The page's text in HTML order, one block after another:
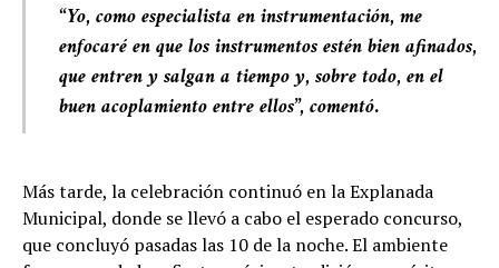
“Yo, como especialista en instrumentación, me
enfocaré en que los instrumentos estén bien afinados,
que entren y salgan a tiempo y, sobre todo, en el
buen acoplamiento entre ellos”, comentó.
Más tarde, la celebración continuó en la Explanada
Municipal, donde se llevó a cabo el esperado concurso,
que concluyó pasadas las 10 de la noche. El ambiente